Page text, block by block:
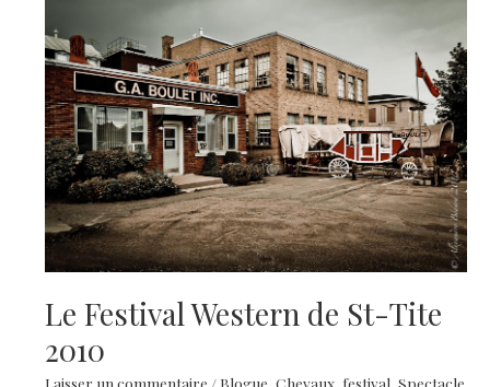
Tite,
une
11e
année
Le Festival Western de St-Tite
2010
Laisser un commentaire / Blogue,Chevaux, festival,Spectacle